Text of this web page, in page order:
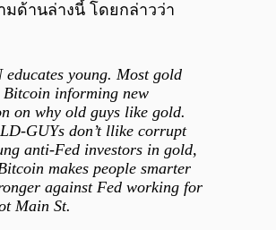
มด้านล่างนี้ โดยกล่าวว่า
educates young. Most gold
Bitcoin informing new
on why old guys like gold.
GUYs don’t llike corrupt
anti-Fed investors in gold,
makes people smarter
against Fed working for
Main St.